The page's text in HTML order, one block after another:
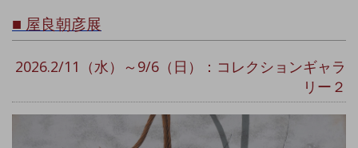
■ 屋良朝彦展
2026.2/11（水）～9/6（日）：コレクションギャラ
リー２